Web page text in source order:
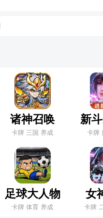
诸神召唤
卡牌 三国 养成
新
卡牌
足球大人物
卡牌 体育 养成
女
卡牌